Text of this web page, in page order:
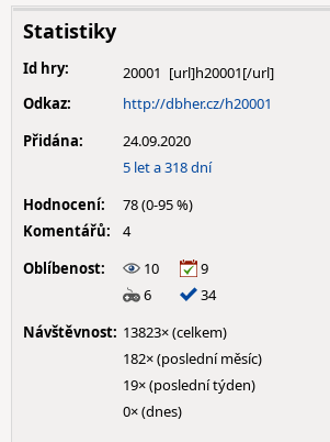
Statistiky
Id hry:
20001
Odkaz:
http://dbher.cz/h20001
Přidána:
24.09.2020
5 let a 318 dní
Hodnocení:
78 (0-95 %)
Komentářů:
4
Oblíbenost:
10
9
6
34
Návštěvnost: 13823× (celkem)
182× (poslední měsíc)
19× (poslední týden)
0× (dnes)